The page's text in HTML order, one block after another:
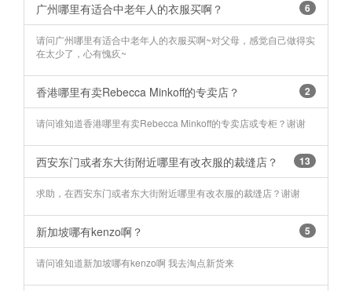
广州哪里有适合中老年人的衣服买啊？ 6
请问广州哪里有适合中老年人的衣服买啊~对父母，感觉自己做得实
在太少了，心有愧疚~
香港哪里有卖Rebecca Minkoff的专卖店？ 2
请问谁知道香港哪里有卖Rebecca Minkoff的专卖店或专柜？谢谢
西安东门或者东大街附近哪里有改衣服的裁缝店？ 13
求助，在西安东门或者东大街附近哪里有改衣服的裁缝店？谢谢
新加坡哪有kenzo啊？ 5
请问谁知道新加坡哪有kenzo啊 我去淘点新货来